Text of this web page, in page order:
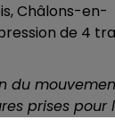
Châlons-en-
de 4
du
prises pour
des